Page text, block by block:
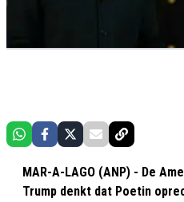
MAR-A-LAGO (ANP) - De
Trump denkt dat Poetin